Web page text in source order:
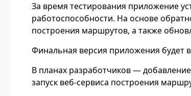
За время тестирования приложение
работоспособности. На основе
построения маршрутов, а также
Финальная версия приложения будет
В планах разработчиков —
запуск веб-сервиса построения